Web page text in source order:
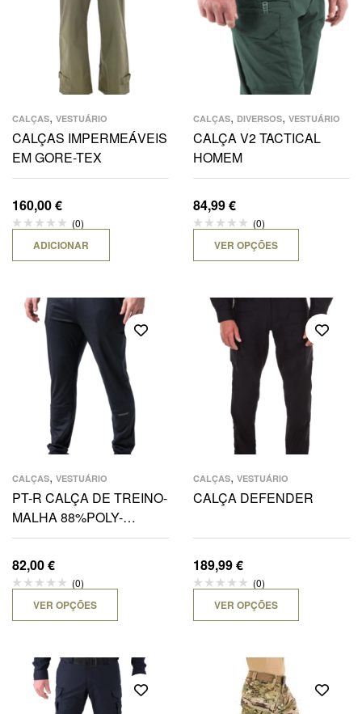
CALÇAS, VESTUÁRIO
CALÇAS IMPERMEÁVEIS
EM GORE-TEX
160,00€
(0)
ADICIONAR
CALÇAS, DIVERSOS, VESTUÁRIO
CALÇA V2 TACTICAL
HOMEM
84,99€
(0)
VER OPÇÕES
CALÇAS, VESTUÁRIO
PT-R CALÇA DE TREINO-
MALHA 88%POLY-
12%ELAST
82,00€
(0)
VER OPÇÕES
CALÇAS, VESTUÁRIO
CALÇA DEFENDER
189,99€
(0)
VER OPÇÕES